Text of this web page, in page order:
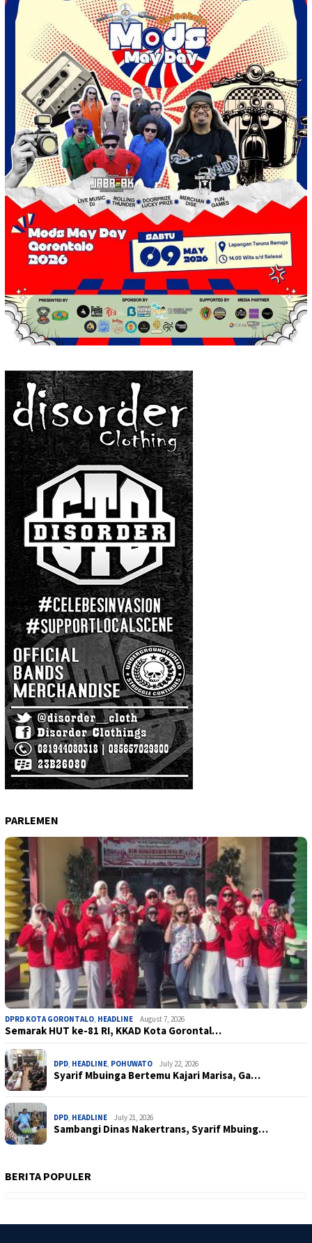
PARLEMEN
DPRD KOTA GORONTALO, HEADLINE August 7, 2026
Semarak HUT ke-81 RI, KKAD Kota Gorontal…
DPD, HEADLINE, POHUWATO July 22, 2026
Syarif Mbuinga Bertemu Kajari Marisa, Ga…
DPD, HEADLINE July 21, 2026
Sambangi Dinas Nakertrans, Syarif Mbuing…
BERITA POPULER